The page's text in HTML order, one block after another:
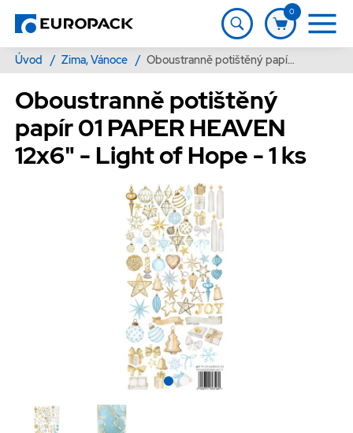
0
Úvod / Zima, Vánoce / Oboustranně potištěný papír 01 PAPER HEAVEN 12x6" - Light of Hope - 1 ks
Oboustranně potištěný
papír 01 PAPER HEAVEN
12x6" - Light of Hope - 1 ks